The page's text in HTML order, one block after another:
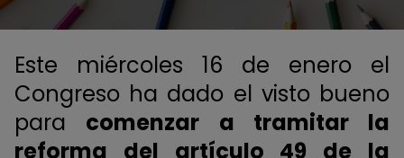
Este miércoles 16 de enero el
Congreso ha dado el visto bueno
para comenzar a tramitar la
reforma del artículo 49 de la